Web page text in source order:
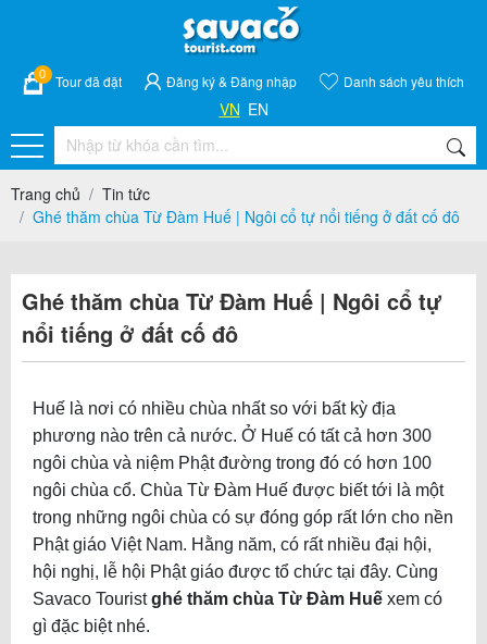
0 Tour đã đặt Đăng ký& Đăng nhập Danh sách yêu thích
VN EN
Trang chủ
Tin tức
Ghé thăm chùa Từ Đàm Huế | Ngôi cổ tự nổi tiếng ở đất cố đô
Ghé thăm chùa Từ Đàm Huế | Ngôi cổ tự
nổi tiếng ở đất cố đô
Huế là nơi có nhiều chùa nhất so với bất kỳ địa
phương nào trên cả nước. Ở Huế có tất cả hơn 300
ngôi chùa và niệm Phật đường trong đó có hơn 100
ngôi chùa cổ. Chùa Từ Đàm Huế được biết tới là một
trong những ngôi chùa có sự đóng góp rất lớn cho nền
Phật giáo Việt Nam. Hằng năm, có rất nhiều đại hội,
hội nghị, lễ hội Phật giáo được tổ chức tại đây. Cùng
Savaco Touristghé thăm chùa Từ Đàm Huế xem có
gì đặc biệt nhé.